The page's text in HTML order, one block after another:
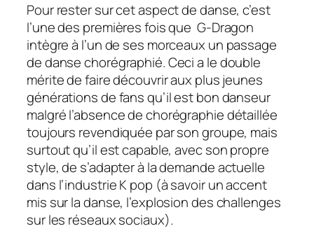
Pour rester sur cet aspect de danse, c’est
l’une des premières fois que G-Dragon
intègre à l’un de ses morceaux un passage
de danse chorégraphié. Ceci a le double
mérite de faire découvrir aux plus jeunes
générations de fans qu’il est bon danseur
malgré l’absence de chorégraphie détaillée
toujours revendiquée par son groupe, mais
surtout qu’il est capable, avec son propre
style, de s’adapter à la demande actuelle
dans l’industrie K pop (à savoir un accent
mis sur la danse, l’explosion des challenges
sur les réseaux sociaux).